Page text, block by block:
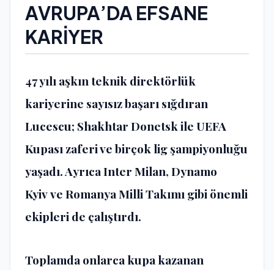
AVRUPA’DA EFSANE
KARİYER
47 yılı aşkın teknik direktörlük
kariyerine sayısız başarı sığdıran
Lucescu; Shakhtar Donetskile UEFA
Kupası zaferi ve birçok lig şampiyonluğu
yaşadı. AyrıcaInter Milan,Dynamo
Kyivve Romanya Milli Takımı gibi önemli
ekipleri de çalıştırdı.
Toplamda onlarca kupa kazanan